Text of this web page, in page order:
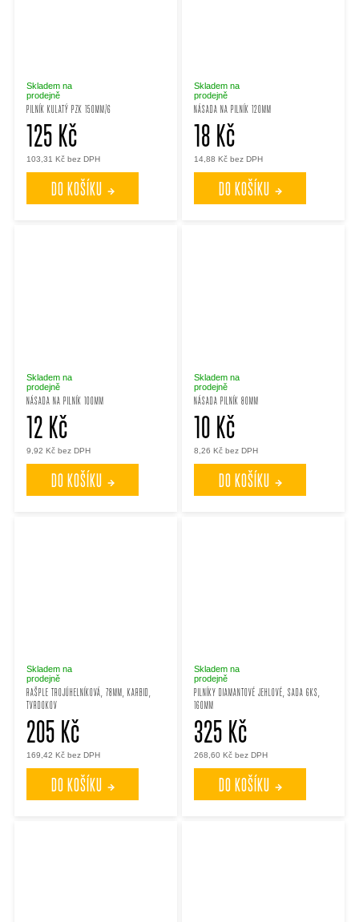
PILNÍK KULATÝ PZK 150MM/6
Skladem na
prodejně
103,31 Kč bez DPH
125 Kč
DO KOŠÍKU
NÁSADA NA PILNÍK 120MM
Skladem na
prodejně
14,88 Kč bez DPH
18 Kč
DO KOŠÍKU
NÁSADA NA PILNÍK 100MM
Skladem na
prodejně
9,92 Kč bez DPH
12 Kč
DO KOŠÍKU
NÁSADA PILNÍK 80MM
Skladem na
prodejně
8,26 Kč bez DPH
10 Kč
DO KOŠÍKU
RAŠPLE TROJÚHELNÍKOVÁ, 78MM, KARBID,
TVRDOKOV
Skladem na
prodejně
169,42 Kč bez DPH
205 Kč
DO KOŠÍKU
PILNÍKY DIAMANTOVÉ JEHLOVÉ, SADA 6KS,
160MM
Skladem na
prodejně
268,60 Kč bez DPH
325 Kč
DO KOŠÍKU